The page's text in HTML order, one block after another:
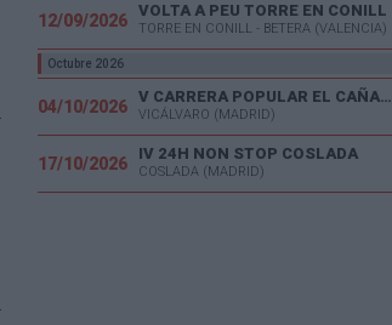
12/09/2026
VOLTA A PEU TORRE EN CONILL
TORRE EN CONILL - BETERA (VALENCIA)
Octubre 2026
04/10/2026
V CARRERA POPULAR EL CAÑAVERAL
VICÁLVARO (MADRID)
17/10/2026
IV 24H NON STOP COSLADA
COSLADA (MADRID)